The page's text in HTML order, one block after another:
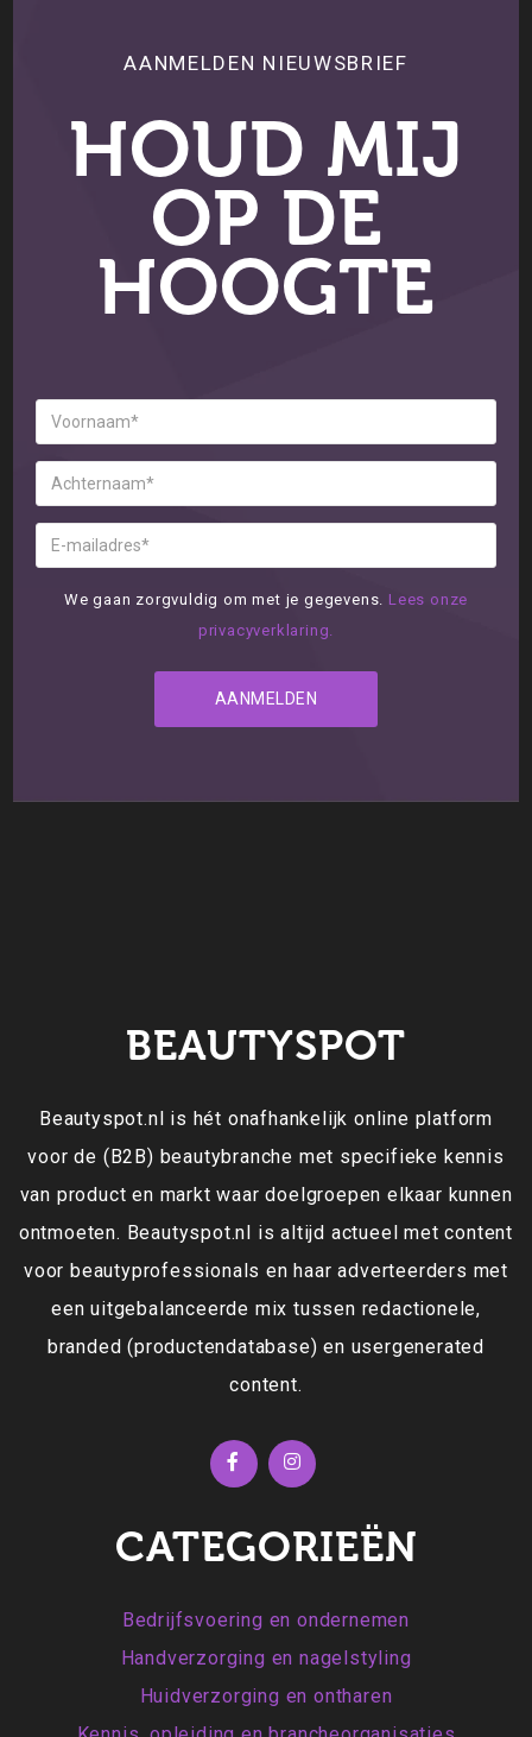
AANMELDEN NIEUWSBRIEF
HOUD MIJ
OP DE
HOOGTE
We gaan zorgvuldig om met je gegevens. Lees onze
privacyverklaring.
BEAUTYSPOT
Beautyspot.nl is hét onafhankelijk online platform
voor de (B2B) beautybranche met specifieke kennis
van product en markt waar doelgroepen elkaar kunnen
ontmoeten. Beautyspot.nl is altijd actueel met content
voor beautyprofessionals en haar adverteerders met
een uitgebalanceerde mix tussen redactionele,
branded (productendatabase) en usergenerated
content.
CATEGORIEËN
Bedrijfsvoering en ondernemen
Handverzorging en nagelstyling
Huidverzorging en ontharen